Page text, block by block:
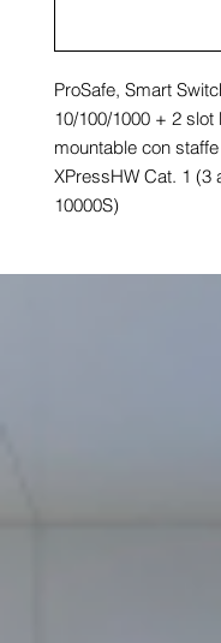
ProSafe, Smart
10/100/1000 + 2
mountable con
XPressHW Cat. 1 (3
10000S)